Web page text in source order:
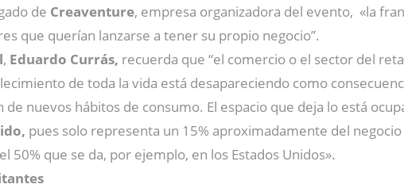
de Creaventure, empresa organizadora del evento, «la
que querían lanzarse a tener su propio negocio”.
, Eduardo Currás, recuerda que “el comercio o el sector del
de toda la vida está desapareciendo como
nuevos hábitos de consumo. El espacio que deja lo está
pues solo representa un 15% aproximadamente del
que se da, por ejemplo, en los Estados Unidos».